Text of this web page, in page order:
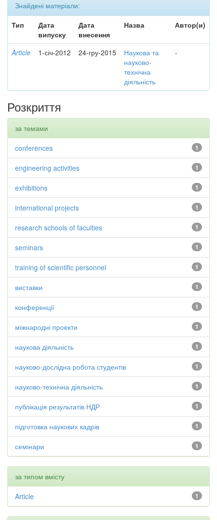
Знайдені матеріали:
Тип
Дата
випуску
Дата
внесення
Назва Автор(и)
Article 1-січ-2012 24-гру-2015
Наукова та
науково-
технічна
діяльність
-
Розкриття
за темами
1
conferences
1
engineering activities
1
exhibitions
1
international projects
1
research schools of faculties
1
seminars
1
training of scientific personnel
1
виставки
1
конференції
1
міжнародні проекти
1
наукова діяльність
1
науково-дослідна робота студентів
1
науково-технічна діяльність
1
публікація результатів НДР
1
підготовка наукових кадрів
1
семінари
за типом вмісту
1
Article